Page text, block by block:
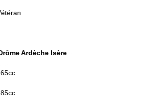
Ardèche Isère